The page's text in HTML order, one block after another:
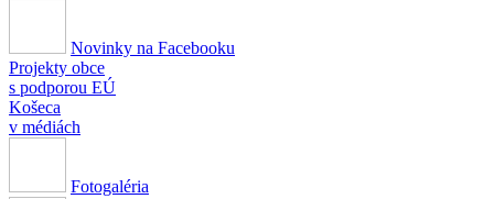
Novinky na Facebooku
Projekty obce
s podporou EÚ
Košeca
v médiách
Fotogaléria